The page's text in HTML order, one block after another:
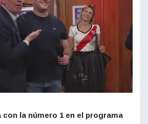
con la número 1 en el programa